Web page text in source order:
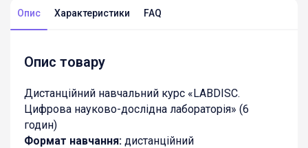
Опис Характеристики FAQ
Опис товару
Дистанційний навчальний курс «LABDISC.
Цифрова науково-дослідна лабораторія» (6
годин)
Формат навчання: дистанційний